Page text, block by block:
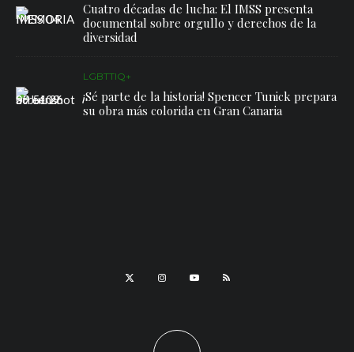
Cuatro décadas de lucha: El IMSS presenta
documental sobre orgullo y derechos de la
diversidad
LGBTTIQ+
¡Sé parte de la historia! Spencer Tunick prepara
su obra más colorida en Gran Canaria